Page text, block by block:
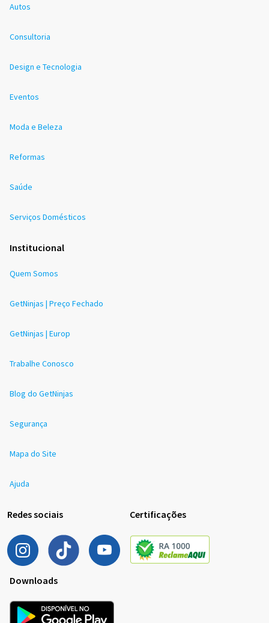
Autos
Consultoria
Design e Tecnologia
Eventos
Moda e Beleza
Reformas
Saúde
Serviços Domésticos
Institucional
Quem Somos
GetNinjas | Preço Fechado
GetNinjas | Europ
Trabalhe Conosco
Blog do GetNinjas
Segurança
Mapa do Site
Ajuda
Redes sociais Certificações
Downloads